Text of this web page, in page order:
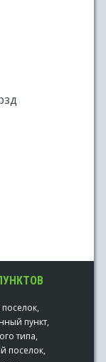
пункт,
типа,
поселок,